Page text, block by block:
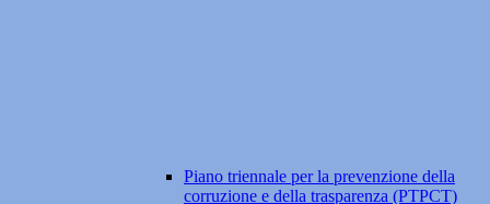
Piano triennale per la prevenzione della
corruzione e della trasparenza (PTPCT)